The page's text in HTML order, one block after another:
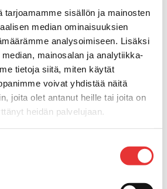
tarjoamamme sisällön ja mainosten
median ominaisuuksien
analysoimiseen. Lisäksi
mainosalan ja analytiikka-
tietoja siitä, miten käytät
voivat yhdistää näitä
joita olet antanut heille tai joita on
heidän palvelujaan.